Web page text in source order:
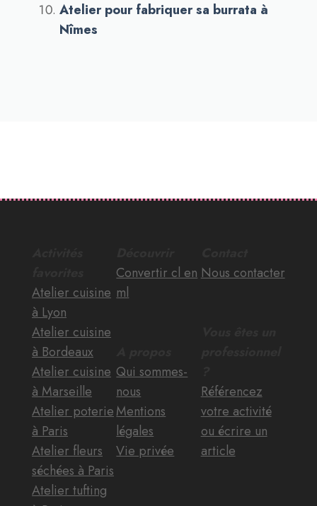
Atelier pour fabriquer sa burrata à
Nîmes
Atelier cuisine
à Lyon
Atelier cuisine
à Bordeaux
Atelier cuisine
à Marseille
Atelier poterie
à Paris
Atelier fleurs
séchées à Paris
Atelier tufting
Convertir cl en
ml
Qui sommes-
nous
Mentions
légales
Vie privée
Nous contacter
Référencez
votre activité
ou écrire un
article